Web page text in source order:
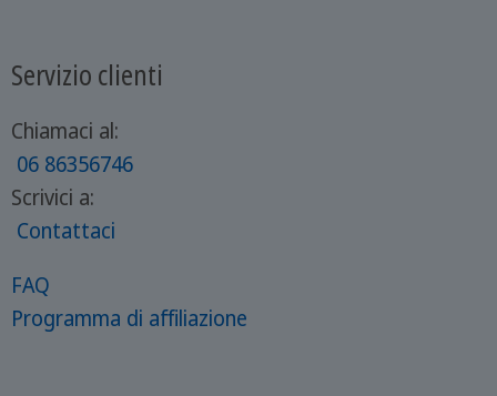
Servizio clienti
Chiamaci al:
06 86356746
Scrivici a:
Contattaci
FAQ
Programma di affiliazione